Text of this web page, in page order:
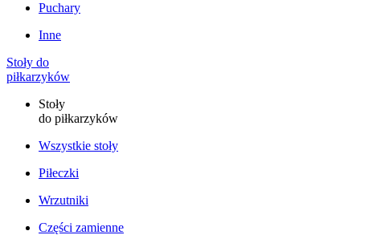
Puchary
Inne
Stoły do
piłkarzyków
Stoły
do piłkarzyków
Wszystkie stoły
Piłeczki
Wrzutniki
Części zamienne